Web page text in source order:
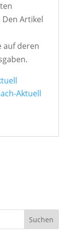
Artikel
auf deren
Aktuell
Suchen